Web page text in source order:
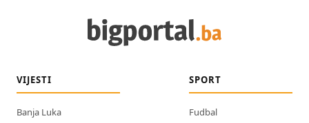
VIJESTI
Banja Luka
SPORT
Fudbal